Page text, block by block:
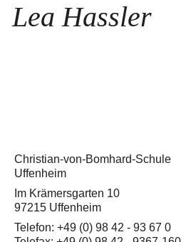
Lea Hassler
Christian-von-Bomhard-Schule
Uffenheim
Im Krämersgarten 10
97215 Uffenheim
Telefon: +49 (0) 98 42 - 93 67 0